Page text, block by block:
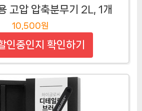
고압 압축분무기 2L, 1개
10,500원
인중인지 확인하기